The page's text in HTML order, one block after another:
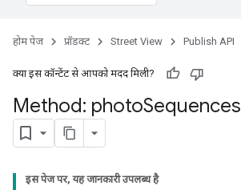
होम पेज प्रॉडक्ट Street View Publish API
क्या इस कॉन्टेंट से आपको मदद मिली?
Method: photoSequences
इस पेज पर, यह जानकारी उपलब्ध है